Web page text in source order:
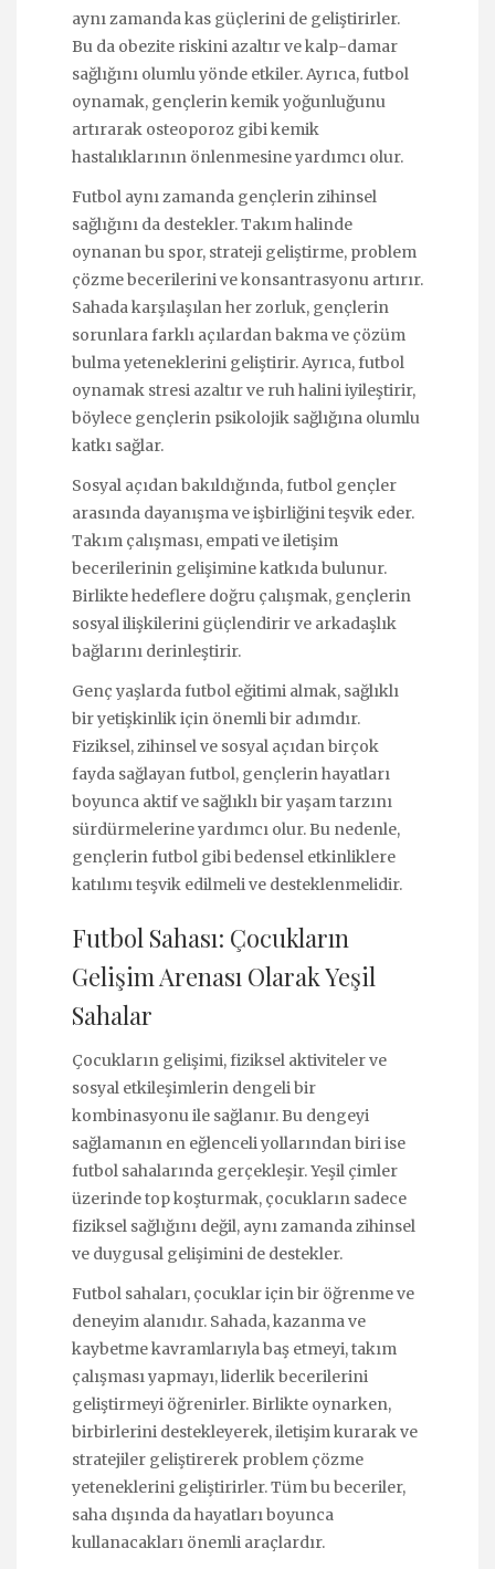
aynı zamanda kas güçlerini de geliştirirler.
Bu da obezite riskini azaltır ve kalp-damar
sağlığını olumlu yönde etkiler. Ayrıca, futbol
oynamak, gençlerin kemik yoğunluğunu
artırarak osteoporoz gibi kemik
hastalıklarının önlenmesine yardımcı olur.
Futbol aynı zamanda gençlerin zihinsel
sağlığını da destekler. Takım halinde
oynanan bu spor, strateji geliştirme, problem
çözme becerilerini ve konsantrasyonu artırır.
Sahada karşılaşılan her zorluk, gençlerin
sorunlara farklı açılardan bakma ve çözüm
bulma yeteneklerini geliştirir. Ayrıca, futbol
oynamak stresi azaltır ve ruh halini iyileştirir,
böylece gençlerin psikolojik sağlığına olumlu
katkı sağlar.
Sosyal açıdan bakıldığında, futbol gençler
arasında dayanışma ve işbirliğini teşvik eder.
Takım çalışması, empati ve iletişim
becerilerinin gelişimine katkıda bulunur.
Birlikte hedeflere doğru çalışmak, gençlerin
sosyal ilişkilerini güçlendirir ve arkadaşlık
bağlarını derinleştirir.
Genç yaşlarda futbol eğitimi almak, sağlıklı
bir yetişkinlik için önemli bir adımdır.
Fiziksel, zihinsel ve sosyal açıdan birçok
fayda sağlayan futbol, gençlerin hayatları
boyunca aktif ve sağlıklı bir yaşam tarzını
sürdürmelerine yardımcı olur. Bu nedenle,
gençlerin futbol gibi bedensel etkinliklere
katılımı teşvik edilmeli ve desteklenmelidir.
Futbol Sahası: Çocukların
Gelişim Arenası Olarak Yeşil
Sahalar
Çocukların gelişimi, fiziksel aktiviteler ve
sosyal etkileşimlerin dengeli bir
kombinasyonu ile sağlanır. Bu dengeyi
sağlamanın en eğlenceli yollarından biri ise
futbol sahalarında gerçekleşir. Yeşil çimler
üzerinde top koşturmak, çocukların sadece
fiziksel sağlığını değil, aynı zamanda zihinsel
ve duygusal gelişimini de destekler.
Futbol sahaları, çocuklar için bir öğrenme ve
deneyim alanıdır. Sahada, kazanma ve
kaybetme kavramlarıyla baş etmeyi, takım
çalışması yapmayı, liderlik becerilerini
geliştirmeyi öğrenirler. Birlikte oynarken,
birbirlerini destekleyerek, iletişim kurarak ve
stratejiler geliştirerek problem çözme
yeteneklerini geliştirirler. Tüm bu beceriler,
saha dışında da hayatları boyunca
kullanacakları önemli araçlardır.